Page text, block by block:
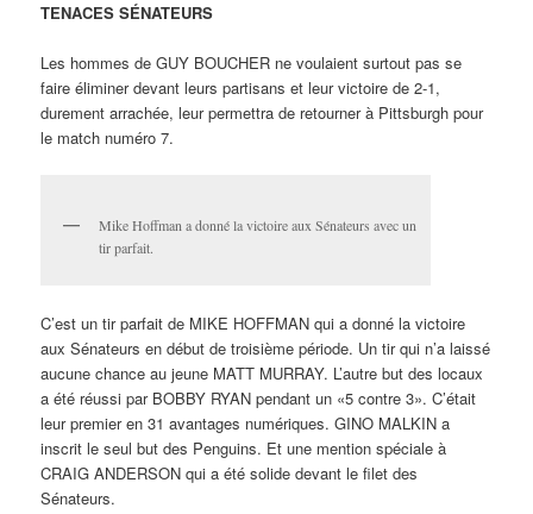
TENACES SÉNATEURS
Les hommes de GUY BOUCHER ne voulaient surtout pas se
faire éliminer devant leurs partisans et leur victoire de 2-1,
durement arrachée, leur permettra de retourner à Pittsburgh pour
le match numéro 7.
Mike Hoffman a donné la victoire aux Sénateurs avec un
tir parfait.
C’est un tir parfait de MIKE HOFFMAN qui a donné la victoire
aux Sénateurs en début de troisième période. Un tir qui n’a laissé
aucune chance au jeune MATT MURRAY. L’autre but des locaux
a été réussi par BOBBY RYAN pendant un «5 contre 3». C’était
leur premier en 31 avantages numériques. GINO MALKIN a
inscrit le seul but des Penguins. Et une mention spéciale à
CRAIG ANDERSON qui a été solide devant le filet des
Sénateurs.